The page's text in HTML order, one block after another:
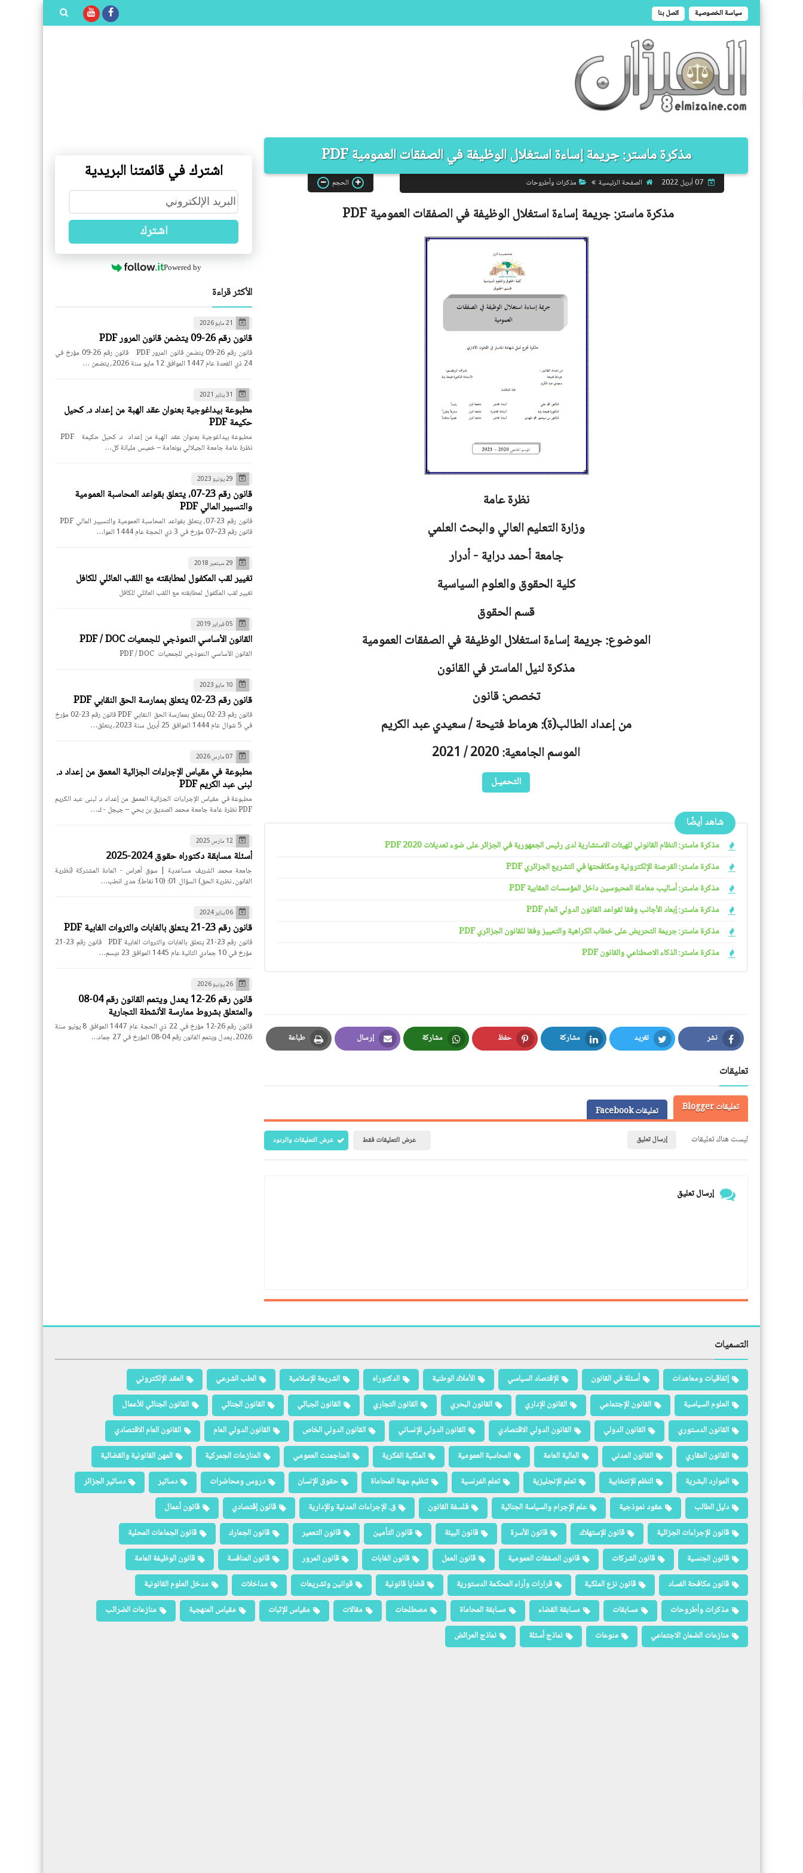
سياسة الخصوصية اتصل بنا
مذكرة ماستر: جريمة إساءة استغلال الوظيفة في الصفقات العمومية PDF
07 أبريل 2022 الصفحة الرئيسية مذكرات وأطروحات الحجم
مذكرة ماستر:جريمة إساءة استغلال الوظيفة في الصفقات العموميةPDF
نظرة عامة
وزارة التعليم العالي والبحث العلمي
جامعةأحمد دراية - أدرار
كلية الحقوق والعلوم السياسية
قسم الحقوق
الموضوع: جريمة إساءة استغلال الوظيفة في الصفقات العمومية
مذكرة لنيل الماستر في القانون
تخصص: قانون
من إعداد الطالب(ة): هرماط فتيحة / سعيدي عبد الكريم
الموسم الجامعية: 2020 / 2021
التحميـل
شاهد أيضًا
مذكرة ماستر: النظام القانوني للهيئات الاستشارية لدى رئيس الجمهورية في الجزائر على ضوء تعديلات 2020 PDF
مذكرة ماستر: القرصنة الإلكترونية ومكافحتها في التشريع الجزائري PDF
مذكرة ماستر: أساليب معاملة المحبوسين داخل المؤسسات العقابية PDF
مذكرة ماستر: إبعاد الأجانب وفقا لقواعد القانون الدولي العام PDF
مذكرة ماستر: جريمة التحريض على خطاب الكراهية والتمييز وفقا للقانون الجزائري PDF
مذكرة ماستر: الذكاء الاصطناعي والقانون PDF
نشر
Facebook
تغريد
Twitter
مشاركة
LinkedIn
حفظ
Pinterest
مشاركة
Whatsapp
إرسال
Email
طباعة
Print
تعليقات
تعليقات Blogger
تعليقات Facebook
ليست هناك تعليقات
إرسال تعليق عرض التعليقات فقط عرض التعليقات والردود
إرسال تعليق
اشترك في قائمتنا البريدية
اشترك
Powered by
الأكثر قراءة
21 مايو 2026
قانون رقم 26-09 يتضمن قانون المرور PDF
قانون رقم 26-09 يتضمن قانون المرور PDF قانون رقم 26-09 مؤرخ في
24 ذي القعدة عام 1447 الموافق 12 مايو سنة 2026، يتضمن …
31 يناير 2021
مطبوعة بيداغوجية بعنوان عقد الهبة من إعداد د. كحيل
حكيمة PDF
نظرة عامة جامعة الجيلالي بونعامة – خميس مليانة كل…
29 يونيو 2023
قانون رقم 23-07، يتعلق بقواعد المحاسبة العمومية
والتسيير المالي PDF
قانون رقم 23–07 مؤرخ في 3 ذي الحجة عام 1444 الموا…
29 سبتمبر 2018
تغيير لقب المكفول لمطابقته مع اللقب العائلي للكافل
تغيير لقب المكفول لمطابقته مع اللقب العائلي للكافل
05 فبراير 2019
القانون الأساسي النموذجي للجمعيات PDF / DOC
القانون الأساسي النموذجي للجمعيات PDF / DOC
10 مايو 2023
قانون رقم 23-02 يتعلق بممارسة الحق النقابي PDF
قانون رقم 23-02 يتعلق بممارسة الحق النقابي PDF قانون رقم 23-02 مؤرخ
في 5 شوال عام 1444 الموافق 25 أبريل سنة 2023، يتعلق…
07 مارس 2026
مطبوعة في مقياس الإجراءات الجزائية المعمق من إعداد د.
لبنى عبد الكريم PDF
مطبوعة في مقياس الإجراءات الجزائية المعمق من إعداد د. لبنى عبد الكريم
PDF نظرة عامة جامعة محمد الصديق بن يحي – جيجل - ك…
12 مارس 2025
أسئلة مسابقة دكتوراه حقوق 2024-2025
جامعة محمد الشريف مساعدية | سوق أهراس - المادة المشتركة (نظرية
القانون، نظرية الحق) السؤال 01: (10 نقاط): مدى انطب…
06 يناير 2024
قانون رقم 23-21 يتعلق بالغابات والثروات الغابية PDF
قانون رقم 23-21 يتعلق بالغابات والثروات الغابية PDF قانون رقم 23-21
مؤرخ في 10 جمادي الثانية عام 1445 الموافق 23 ديسم…
26 يونيو 2026
قانون رقم 26-12 يعدل ويتمم القانون رقم 04-08
والمتعلق بشروط ممارسة الأنشطة التجارية
قانون رقم 26-12 مؤرخ في 22 ذي الحجة عام 1447 الموافق 8 يونيو سنة
2026، يعدل ويتمم القانون رقم 04-08 المؤرخ في 27 جماد…
التسميات
إتفاقيات ومعاهدات أسئلة في القانون الإقتصاد السياسي الأملاك الوطنية الدكتوراه الشريعة الإسلامية الطب الشرعي
العقد الإلكتروني
العلوم السياسية
القانون الإجتماعي القانون الإداري القانون البحري القانون التجاري القانون الجبائي القانون الجنائي
القانون الجنائي للأعمال
القانون الدستوري
القانون الدولي القانون الدولي الاقتصادي القانون الدولي الإنساني القانون الدولي الخاص القانون الدولي العام
القانون العام الاقتصادي
القانون العقاري
القانون المدني المالية العامة المحاسبة العمومية الملكية الفكرية المناجمنت العمومي المنازعات الجمركية
المهن القانونية والقضائية
الموارد البشرية
النظم الإنتخابية تعلم الإنجليزية تعلم الفرنسية تنظيم مهنة المحاماة حقوق الإنسان دروس ومحاضرات دساتير
دساتير الجزائر
دليل الطالب
عقود نموذجية علم الإجرام والسياسة الجنائية فلسفة القانون ق. الإجراءات المدنية والإدارية قانون إقتصادي
قانون أعمال
قانون الإجراءات الجزائية
قانون الإستهلاك قانون الأسرة قانون البيئة قانون التأمين قانون التعمير قانون الجمارك
قانون الجماعات المحلية
قانون الجنسية
قانون الشركات قانون الصفقات العمومية قانون العمل قانون الغابات قانون المرور قانون المنافسة
قانون الوظيفة العامة
قانون مكافحة الفساد
قانون نزع الملكية قرارات وآراء المحكمة الدستورية قضايا قانونية قوانين وتشريعات مداخلات
مدخل العلوم القانونية
مذكرات وأطروحات
مسابقات مسابقة القضاء مسابقة المحاماة مصطلحات مقالات مقياس الإثبات مقياس المنهجية
منازعات الضرائب
منازعات الضمان الاجتماعي
منوعات نماذج أسئلة نماذج العرائض